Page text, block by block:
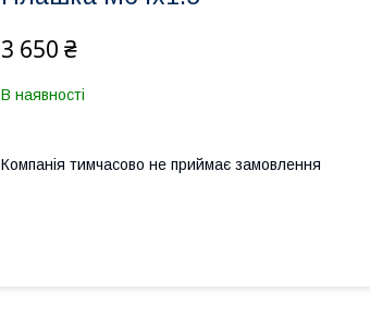
3 650 ₴
В наявності
Компанія тимчасово не приймає замовлення